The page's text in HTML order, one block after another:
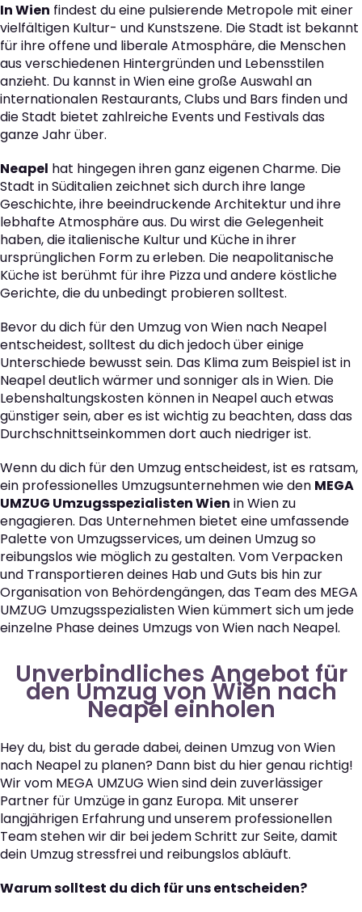
In Wien findest du eine pulsierende Metropole mit einer
vielfältigen Kultur- und Kunstszene. Die Stadt ist bekannt
für ihre offene und liberale Atmosphäre, die Menschen
aus verschiedenen Hintergründen und Lebensstilen
anzieht. Du kannst in Wien eine große Auswahl an
internationalen Restaurants, Clubs und Bars finden und
die Stadt bietet zahlreiche Events und Festivals das
ganze Jahr über.
Neapel hat hingegen ihren ganz eigenen Charme. Die
Stadt in Süditalien zeichnet sich durch ihre lange
Geschichte, ihre beeindruckende Architektur und ihre
lebhafte Atmosphäre aus. Du wirst die Gelegenheit
haben, die italienische Kultur und Küche in ihrer
ursprünglichen Form zu erleben. Die neapolitanische
Küche ist berühmt für ihre Pizza und andere köstliche
Gerichte, die du unbedingt probieren solltest.
Bevor du dich für den Umzug von Wien nach Neapel
entscheidest, solltest du dich jedoch über einige
Unterschiede bewusst sein. Das Klima zum Beispiel ist in
Neapel deutlich wärmer und sonniger als in Wien. Die
Lebenshaltungskosten können in Neapel auch etwas
günstiger sein, aber es ist wichtig zu beachten, dass das
Durchschnittseinkommen dort auch niedriger ist.
Wenn du dich für den Umzug entscheidest, ist es ratsam,
ein professionelles Umzugsunternehmen wie den MEGA
UMZUG Umzugsspezialisten Wien in Wien zu
engagieren. Das Unternehmen bietet eine umfassende
Palette von Umzugsservices, um deinen Umzug so
reibungslos wie möglich zu gestalten. Vom Verpacken
und Transportieren deines Hab und Guts bis hin zur
Organisation von Behördengängen, das Team des MEGA
UMZUG Umzugsspezialisten Wien kümmert sich um jede
einzelne Phase deines Umzugs von Wien nach Neapel.
Unverbindliches Angebot für
den Umzug von Wien nach
Neapel einholen
Hey du, bist du gerade dabei, deinen Umzug von Wien
nach Neapel zu planen? Dann bist du hier genau richtig!
Wir vom MEGA UMZUG Wien sind dein zuverlässiger
Partner für Umzüge in ganz Europa. Mit unserer
langjährigen Erfahrung und unserem professionellen
Team stehen wir dir bei jedem Schritt zur Seite, damit
dein Umzug stressfrei und reibungslos abläuft.
Warum solltest du dich für uns entscheiden?